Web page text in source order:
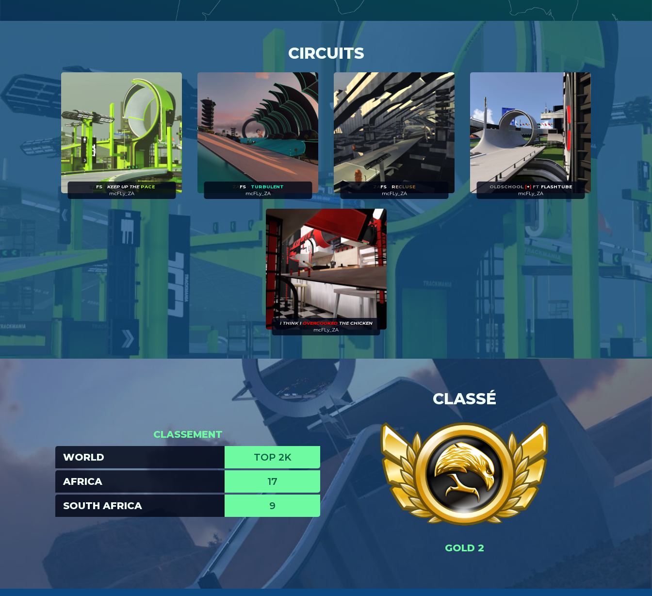
CIRCUITS
ZAFS KEEP UP THEPACE
mcFLy_ZA
ZAFS - TURBULENT
mcFLy_ZA
ZAFS - RECL USE
mcFLy_ZA
OLDSCHOOL [+] FT FLASHTUBE
mcFLy_ZA
ITHINKIOVERCOOKED THECHICKEN
mcFLy_ZA
CLASSEMENT
WORLD
TOP 2K
AFRICA 17
SOUTH AFRICA 9
CLASSÉ
GOLD 2